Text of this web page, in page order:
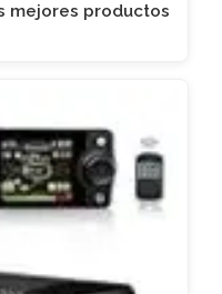
mejores productos